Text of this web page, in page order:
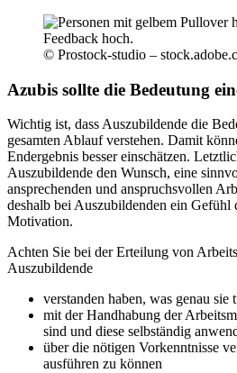
© Prostock-studio –
Azubis sollte die Bedeutung
Wichtig ist, dass Auszubildende die
gesamten Ablauf verstehen. Damit
Endergebnis besser einschätzen.
Auszubildende den Wunsch, eine
ansprechenden und anspruchsvollen
deshalb bei Auszubildenden ein Gefühl
Motivation.
Achten Sie bei der Erteilung von
Auszubildende
verstanden haben, was genau sie
mit der Handhabung der
sind und diese selbständig
über die nötigen Vorkenntnisse
ausführen zu können